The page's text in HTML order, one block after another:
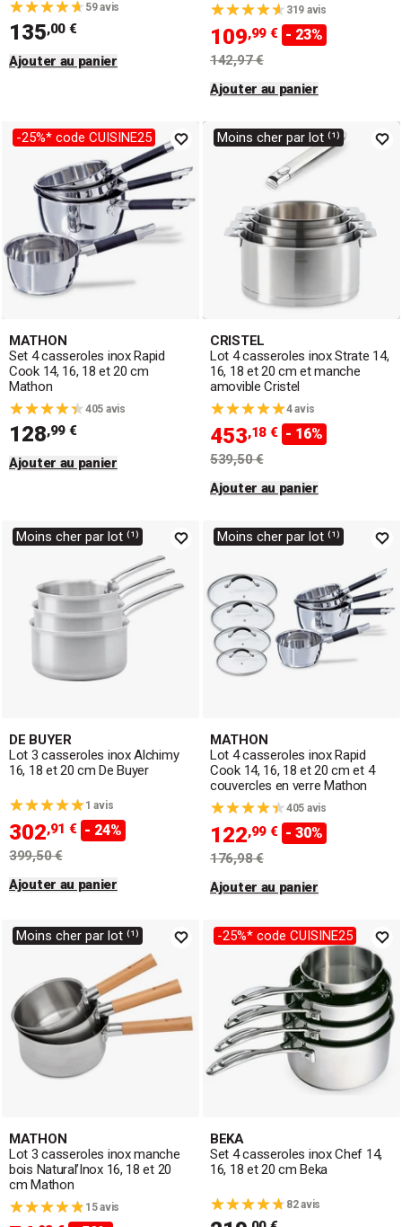
59 avis
135,00 €
Ajouter au panier
319 avis
109,99 € - 23%
142,97 €
Ajouter au panier
-25%* code CUISINE25
MATHON
Set 4 casseroles inox Rapid
Cook 14, 16, 18 et 20 cm
Mathon
405 avis
128,99 €
Ajouter au panier
Moins cher par lot ⁽¹⁾
CRISTEL
Lot 4 casseroles inox Strate 14,
16, 18 et 20 cm et manche
amovible Cristel
4 avis
453,18 € - 16%
539,50 €
Ajouter au panier
Moins cher par lot ⁽¹⁾
DE BUYER
Lot 3 casseroles inox Alchimy
16, 18 et 20 cm De Buyer
1 avis
302,91 € - 24%
399,50 €
Ajouter au panier
Moins cher par lot ⁽¹⁾
MATHON
Lot 4 casseroles inox Rapid
Cook 14, 16, 18 et 20 cm et 4
couvercles en verre Mathon
405 avis
122,99 € - 30%
176,98 €
Ajouter au panier
Moins cher par lot ⁽¹⁾
MATHON
Lot 3 casseroles inox manche
bois Natural’Inox 16, 18 et 20
cm Mathon
15 avis
-25%* code CUISINE25
BEKA
Set 4 casseroles inox Chef 14,
16, 18 et 20 cm Beka
82 avis